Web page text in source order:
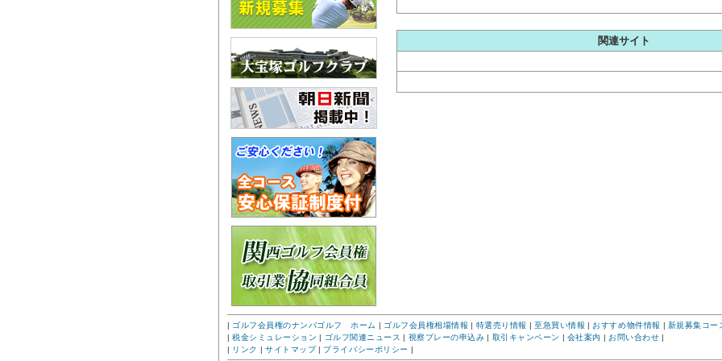
関連サイト
| ゴルフ会員権のナンバゴルフ ホーム | ゴルフ会員権相場情報 | 特選売り情報 |至急買い情報 | おすすめ物件情報 | 新規募集コー
|税金シミュレーション | ゴルフ関連ニュース | 視察プレーの申込み | 取引キャンペーン | 会社案内 | お問い合わせ |
| リンク |サイトマップ| プライバシーポリシー |